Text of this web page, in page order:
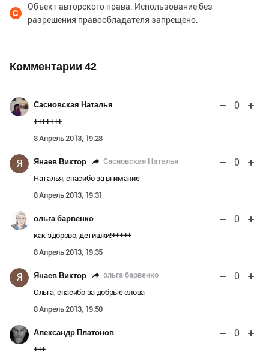
Объект авторского права. Использование без
разрешения правообладателя запрещено.
Комментарии 42
Сасновская Наталья 0
+++++++
8 Апрель 2013, 19:28
Я Янаев Виктор Сасновская Наталья 0
Наталья, спасибо за внимание
8 Апрель 2013, 19:31
ольга барвенко 0
как здорово, детишки!+++++
8 Апрель 2013, 19:35
Я Янаев Виктор ольга барвенко 0
Ольга, спасибо за добрые слова
8 Апрель 2013, 19:50
Александр Платонов 0
+++